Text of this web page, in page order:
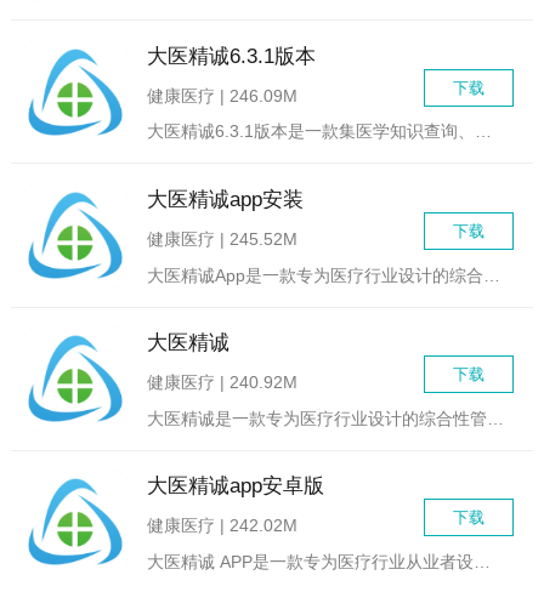
大医精诚6.3.1版本
下载
健康医疗 | 246.09M
大医精诚6.3.1版本是一款集医学知识查询、临床辅助决策、医...
大医精诚app安装
下载
健康医疗 | 245.52M
大医精诚
下载
健康医疗 | 240.92M
大医精诚app安卓版
下载
健康医疗 | 242.02M